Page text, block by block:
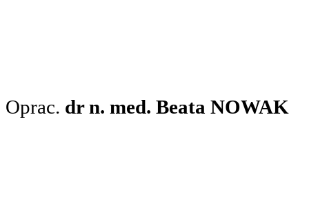
Oprac. dr n. med. Beata NOWAK